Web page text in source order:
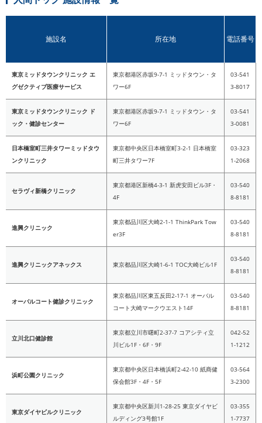
施設名 所在地 電話番号
東京ミッドタウンクリニック エ
グゼクティブ医療サービス
東京都港区赤坂9-7-1 ミッドタウン・タ
ワー6F
03-541
3-8017
東京ミッドタウンクリニック ド
ック・健診センター
東京都港区赤坂9-7-1 ミッドタウン・タ
ワー6F
03-541
3-0081
日本橋室町三井タワーミッドタウ
ンクリニック
東京都中央区日本橋室町3-2-1 日本橋室
町三井タワー7F
03-323
1-2068
セラヴィ新橋クリニック
東京都港区新橋4-3-1 新虎安田ビル3F・
4F
03-540
8-8181
進興クリニック
東京都品川区大崎2-1-1 ThinkPark Tow
er3F
03-540
8-8181
進興クリニックアネックス 東京都品川区大崎1-6-1 TOC大崎ビル1F
03-540
8-8181
オーバルコート健診クリニック
東京都品川区東五反田2-17-1 オーバル
コート大崎マークウエスト14F
03-540
8-8181
立川北口健診館
東京都立川市曙町2-37-7 コアシティ立
川ビル1F・6F・9F
042-52
1-1212
浜町公園クリニック
東京都中央区日本橋浜町2-42-10 紙商健
保会館3F・4F・5F
03-564
3-2300
東京ダイヤビルクリニック
東京都中央区新川1-28-25 東京ダイヤビ
ルディング3号館1F
03-355
1-7737